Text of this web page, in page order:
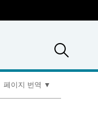
페이지 번역 ▼